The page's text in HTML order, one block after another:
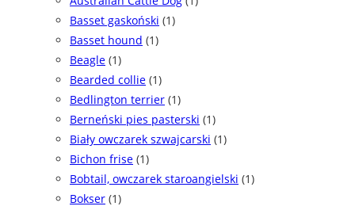
Basset gaskoński (1)
Basset hound (1)
Beagle (1)
Bearded collie (1)
Bedlington terrier (1)
Berneński pies pasterski (1)
Biały owczarek szwajcarski (1)
Bichon frise (1)
Bobtail, owczarek staroangielski (1)
Bokser (1)